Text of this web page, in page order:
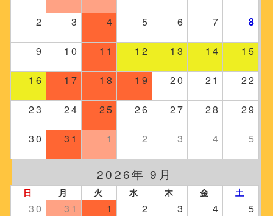
2 3 4 5 6 7 8
9 10 11 12 13 14 15
16 17 18 19 20 21 22
23 24 25 26 27 28 29
30 31 1 2 3 4 5
2026年 9月
日 月 火 水 木 金 土
30 31 1 2 3 4 5